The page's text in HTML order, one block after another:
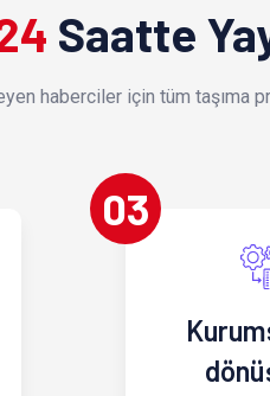
Saatte
haberciler için tüm taşıma
03